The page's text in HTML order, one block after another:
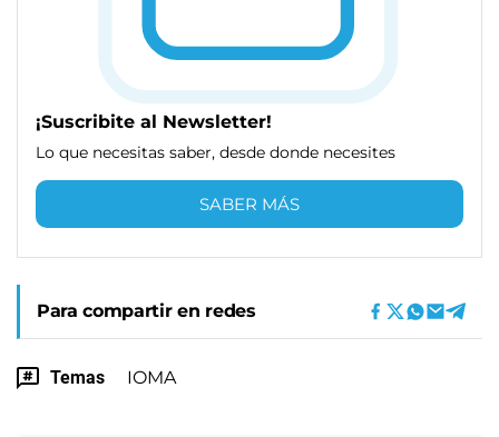
¡Suscribite al Newsletter!
Lo que necesitas saber, desde donde necesites
SABER MÁS
Para compartir en redes
Temas IOMA